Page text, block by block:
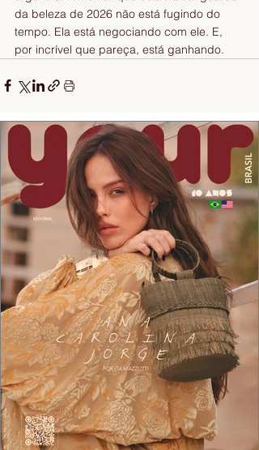
da beleza de 2026 não está fugindo do
tempo. Ela está negociando com ele. E,
por incrível que pareça, está ganhando.